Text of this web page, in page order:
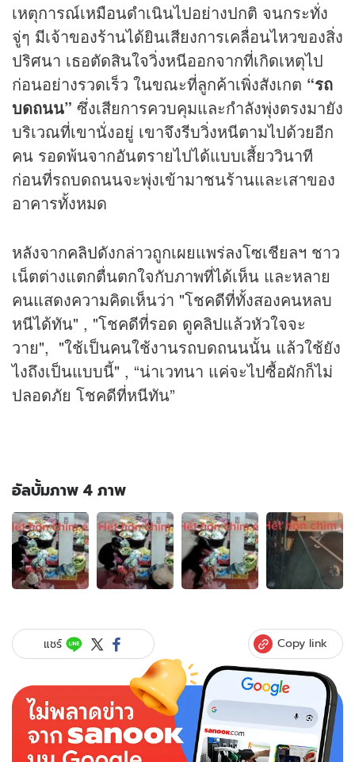
เหตุการณ์เหมือนดำเนินไปอย่างปกติ จนกระทั่ง
จู่ๆ มีเจ้าของร้านได้ยินเสียงการเคลื่อนไหวของสิ่ง
ปริศนา เธอตัดสินใจวิ่งหนีออกจากที่เกิดเหตุไป
ก่อนอย่างรวดเร็ว ในขณะที่ลูกค้าเพิ่งสังเกต “รถ
บดถนน” ซึ่งเสียการควบคุมและกำลังพุ่งตรงมายัง
บริเวณที่เขานั่งอยู่ เขาจึงรีบวิ่งหนีตามไปด้วยอีก
คน รอดพ้นจากอันตรายไปได้แบบเสี้ยววินาที
ก่อนที่รถบดถนนจะพุ่งเข้ามาชนร้านและเสาของ
อาคารทั้งหมด
หลังจากคลิปดังกล่าวถูกเผยแพร่ลงโซเชียลฯ ชาว
เน็ตต่างแตกตื่นตกใจกับภาพที่ได้เห็น และหลาย
คนแสดงความคิดเห็นว่า "โชคดีที่ทั้งสองคนหลบ
หนีได้ทัน" , "โชคดีที่รอด ดูคลิปแล้วหัวใจจะ
วาย", "ใช้เป็นคนใช้งานรถบดถนนนั้น แล้วใช้ยัง
ไงถึงเป็นแบบนี้" , “น่าเวทนา แค่จะไปซื้อผักก็ไม่
ปลอดภัย โชคดีที่หนีทัน”
อัลบั้มภาพ 4 ภาพ
อัลบั้ม
ภาพ
ภาพ
ของ
วาย!
หนุ่ม
เลือก
ซื้อ
แชร์ Copy link